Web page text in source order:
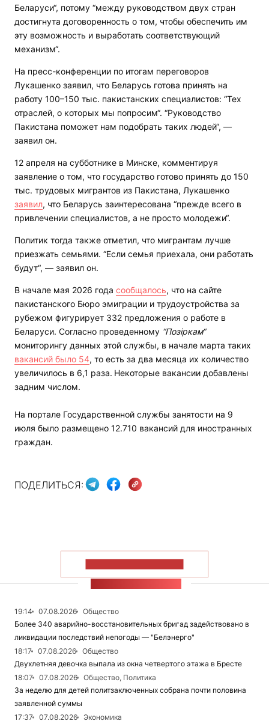
Беларуси“, потому “между руководством двух стран
достигнута договоренность о том, чтобы обеспечить им
эту возможность и выработать соответствующий
механизм“.
На пресс-конференции по итогам переговоров
Лукашенко заявил, что Беларусь готова принять на
работу 100–150 тыс. пакистанских специалистов: “Тех
отраслей, о которых мы попросим“. “Руководство
Пакистана поможет нам подобрать таких людей“, —
заявил он.
12 апреля на субботнике в Минске, комментируя
заявление о том, что государство готово принять до 150
тыс. трудовых мигрантов из Пакистана, Лукашенко
заявил, что Беларусь заинтересована “прежде всего в
привлечении специалистов, а не просто молодежи“.
Политик тогда также отметил, что мигрантам лучше
приезжать семьями. “Если семья приехала, они работать
будут“, — заявил он.
В начале мая 2026 года сообщалось, что на сайте
пакистанского Бюро эмиграции и трудоустройства за
рубежом фигурирует 332 предложения о работе в
Беларуси. Согласно проведенному “Позіркам“
мониторингу данных этой службы, в начале марта таких
вакансий было 54, то есть за два месяца их количество
увеличилось в 6,1 раза. Некоторые вакансии добавлены
задним числом.
На портале Государственной службы занятости на 9
июля было размещено 12.710 вакансий для иностранных
граждан.
ПОДЕЛИТЬСЯ:
19:14 07.08.2026
Общество
Более 340 аварийно-восстановительных бригад задействовано в
ликвидации последствий непогоды — "Белэнерго"
18:17
07.08.2026
Общество
Двухлетняя девочка выпала из окна четвертого этажа в Бресте
18:07
07.08.2026
Общество, Политика
За неделю для детей политзаключенных собрана почти половина
заявленной суммы
17:37
07.08.2026 Экономика